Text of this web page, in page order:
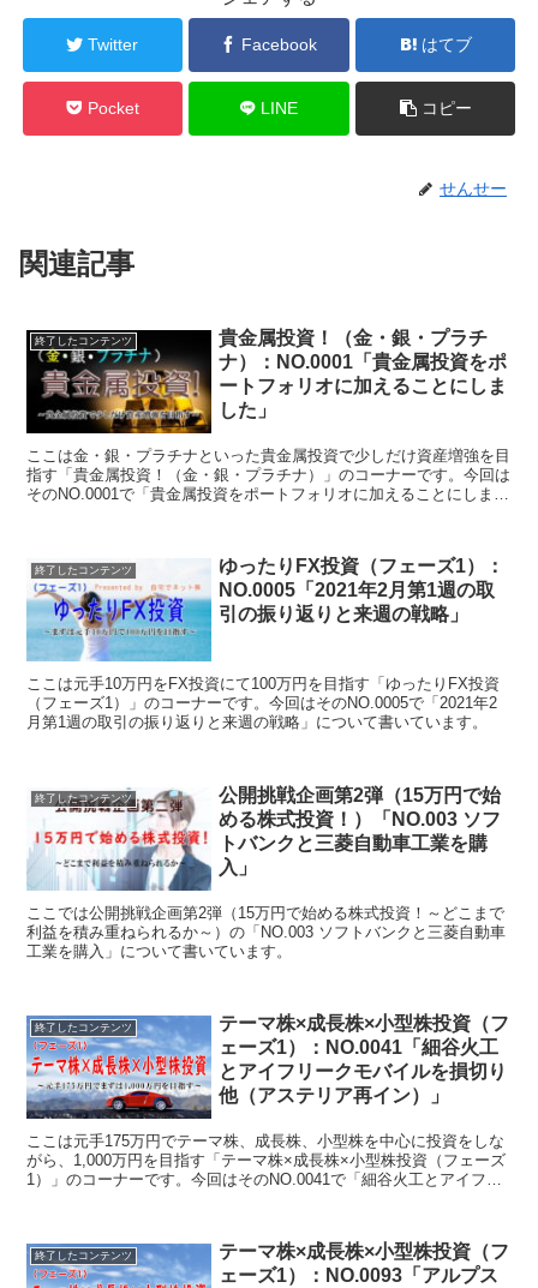
Twitter Facebook はてブ
Pocket LINE コピー
せんせー
関連記事
終了したコンテンツ
貴金属投資！（金・銀・プラチ
ナ）：NO.0001「貴金属投資をポ
ートフォリオに加えることにしま
した」
ここは金・銀・プラチナといった貴金属投資で少しだけ資産増強を目
指す「貴金属投資！（金・銀・プラチナ）」のコーナーです。今回は
そのNO.0001で「貴金属投資をポートフォリオに加えることにしまし
終了したコンテンツ
ゆったりFX投資（フェーズ1）：
NO.0005「2021年2月第1週の取
引の振り返りと来週の戦略」
ここは元手10万円をFX投資にて100万円を目指す「ゆったりFX投資
（フェーズ1）」のコーナーです。今回はそのNO.0005で「2021年2
月第1週の取引の振り返りと来週の戦略」について書いています。
終了したコンテンツ
公開挑戦企画第2弾（15万円で始
める株式投資！）「NO.003 ソフ
トバンクと三菱自動車工業を購
入」
ここでは公開挑戦企画第2弾（15万円で始める株式投資！～どこまで
利益を積み重ねられるか～）の「NO.003 ソフトバンクと三菱自動車
工業を購入」について書いています。
終了したコンテンツ
テーマ株×成長株×小型株投資（フ
ェーズ1）：NO.0041「細谷火工
とアイフリークモバイルを損切り
他（アステリア再イン）」
ここは元手175万円でテーマ株、成長株、小型株を中心に投資をしな
がら、1,000万円を目指す「テーマ株×成長株×小型株投資（フェーズ
1）」のコーナーです。今回はそのNO.0041で「細谷火工とアイフリ
終了したコンテンツ
テーマ株×成長株×小型株投資（フ
ェーズ1）：NO.0093「アルプス